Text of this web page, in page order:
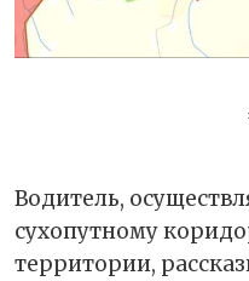
Водитель,
сухопутному
территории,